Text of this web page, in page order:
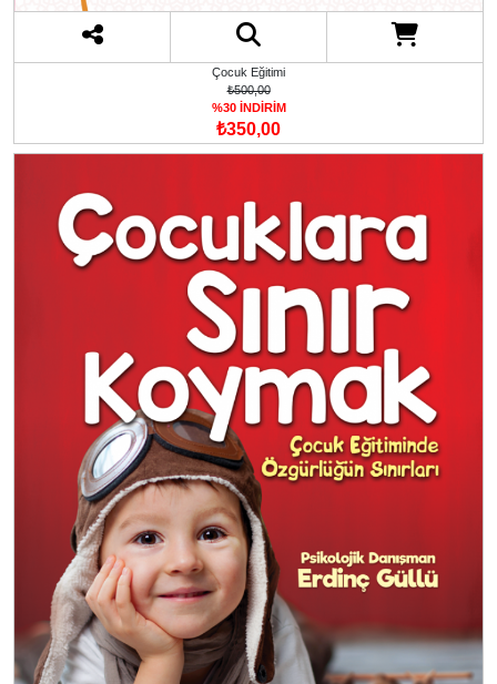
Çocuk Eğitimi
₺500,00
%30 İNDİRİM
₺350,00